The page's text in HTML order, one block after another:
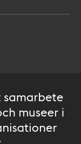
samarbete
museer i